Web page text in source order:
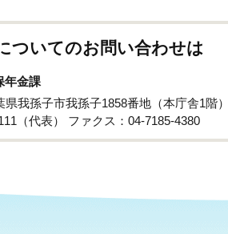
ついてのお問い合わせは
金課
我孫子市我孫子1858番地（本庁舎1階）
（代表） ファクス：04-7185-4380